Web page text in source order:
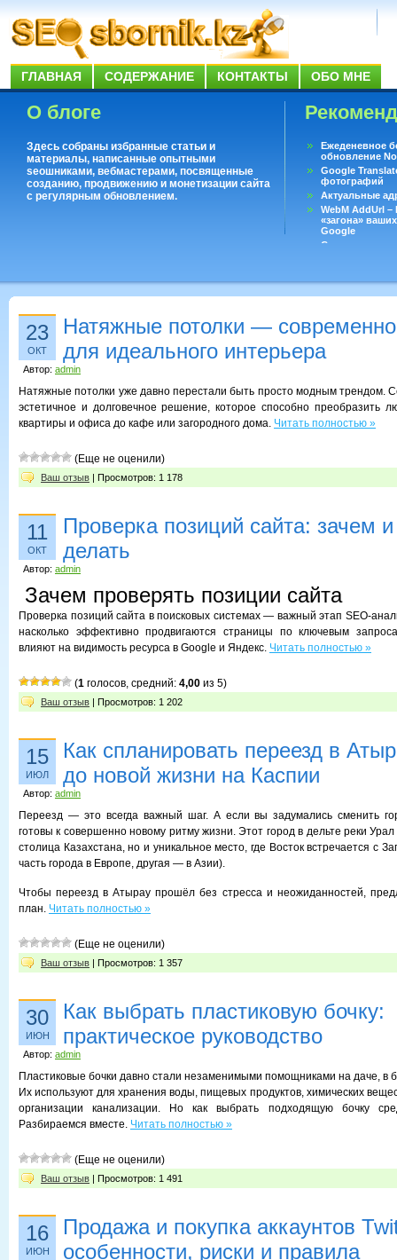
ГЛАВНАЯ СОДЕРЖАНИЕ КОНТАКТЫ ОБО МНЕ
О блоге
Здесь собраны избранные статьи и
материалы, написанные опытными
seoшниками, вебмастерами, посвященные
созданию, продвижению и монетизации сайта
с регулярным обновлением.
Ежеденевное
обновление
Google
фотографий
Актуальные
WebM AddUrl
«загона»
Google
Существует
23
ОКТ
Натяжные потолки —
для идеального интерьера
Автор: admin
Натяжные потолки уже давно перестали быть просто модным трендом.
эстетичное и долговечное решение, которое способно
квартиры и офиса до кафе или загородного дома. Читать полностью »
(Еще не оценили)
Ваш отзыв | Просмотров: 1 178
11
ОКТ
Проверка позиций сайта: зачем и
делать
Автор: admin
Зачем проверять позиции сайта
Проверка позиций сайта в поисковых системах — важный этап SEO-
насколько эффективно продвигаются страницы по ключевым
влияют на видимость ресурса в Google и Яндекс. Читать полностью »
(1 голосов, средний: 4,00 из 5)
Ваш отзыв | Просмотров: 1 202
15
ИЮЛ
Как спланировать переезд в
до новой жизни на Каспии
Автор: admin
Переезд — это всегда важный шаг. А если вы задумались сменить
готовы к совершенно новому ритму жизни. Этот город в дельте реки
столица Казахстана, но и уникальное место, где Восток встречается с
часть города в Европе, другая — в Азии).
Чтобы переезд в Атырау прошёл без стресса и неожиданностей,
план. Читать полностью »
(Еще не оценили)
Ваш отзыв | Просмотров: 1 357
30
ИЮН
Как выбрать пластиковую бочку:
практическое руководство
Автор: admin
Пластиковые бочки давно стали незаменимыми помощниками на даче, в
Их используют для хранения воды, пищевых продуктов, химических
организации канализации. Но как выбрать подходящую бочку
Разбираемся вместе. Читать полностью »
(Еще не оценили)
Ваш отзыв | Просмотров: 1 491
16
ИЮН
Продажа и покупка аккаунтов
особенности, риски и правила